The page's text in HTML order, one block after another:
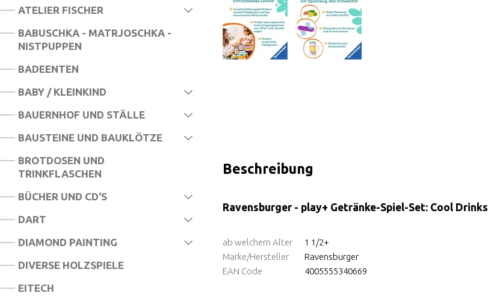
ATELIER FISCHER
BABUSCHKA - MATRJOSCHKA -
NISTPUPPEN
BADEENTEN
BABY / KLEINKIND
BAUERNHOF UND STÄLLE
BAUSTEINE UND BAUKLÖTZE
BROTDOSEN UND
TRINKFLASCHEN
BÜCHER UND CD'S
DART
DIAMOND PAINTING
DIVERSE HOLZSPIELE
EITECH
Beschreibung
Ravensburger - play+ Getränke-Spiel-Set: Cool Drinks
ab welchem Alter
1 1/2+
Marke/Hersteller
Ravensburger
EAN Code
4005555340669